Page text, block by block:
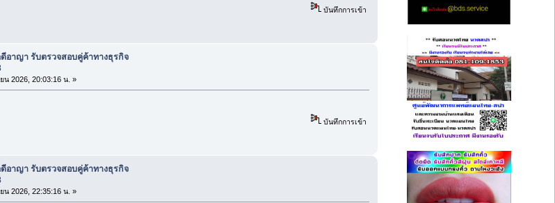
บันทึกการเข้า
อาญา รับตรวจสอบคู่ค้าทางธุรกิจ
น 2026, 20:03:16 น. »
บันทึกการเข้า
อาญา รับตรวจสอบคู่ค้าทางธุรกิจ
น 2026, 22:35:16 น. »